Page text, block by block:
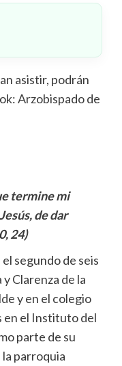
asistir, podrán
Arzobispado de
termine mi
de dar
24)
segundo de seis
Clarenza de la
y en el colegio
en el Instituto del
parte de su
parroquia